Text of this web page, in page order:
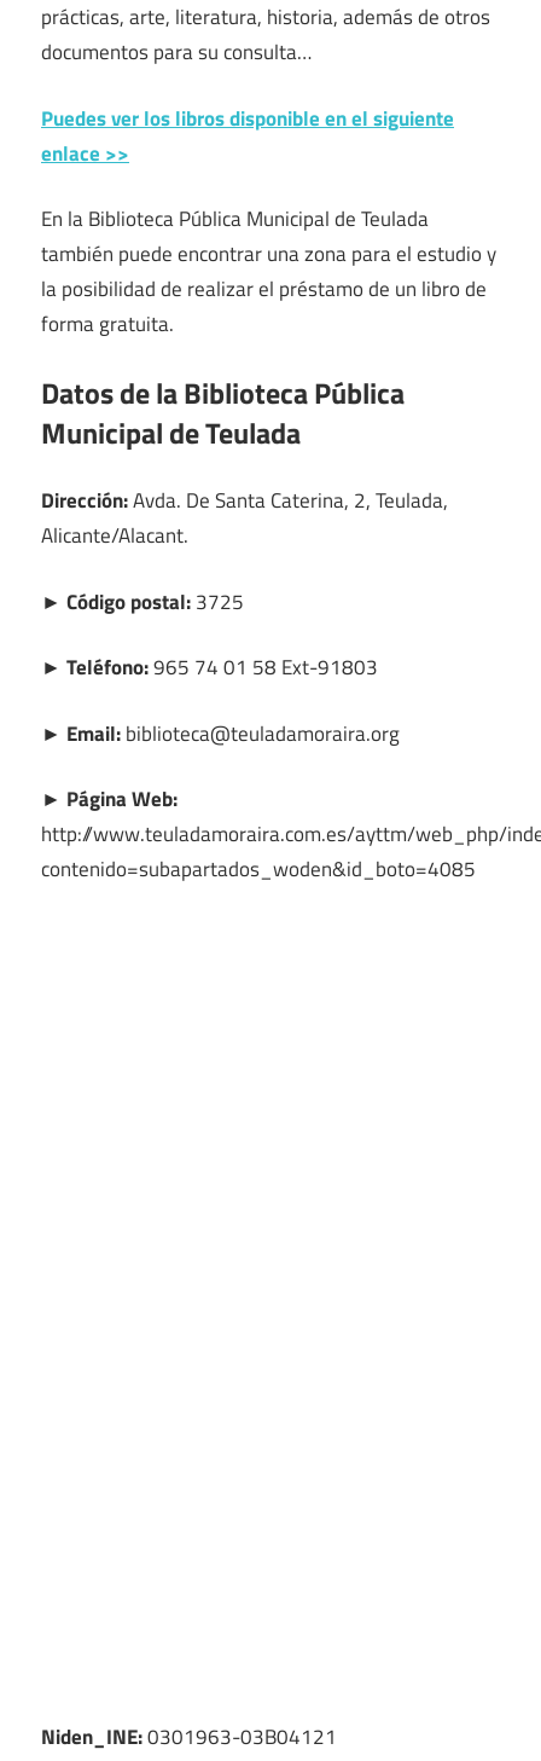
prácticas, arte, literatura, historia, además de otros
documentos para su consulta…
Puedes ver los libros disponible en el siguiente
enlace >>
En la Biblioteca Pública Municipal de Teulada
también puede encontrar una zona para el estudio y
la posibilidad de realizar el préstamo de un libro de
forma gratuita.
Datos de la Biblioteca Pública
Municipal de Teulada
Dirección:Avda. De Santa Caterina, 2, Teulada,
Alicante/Alacant.
► Código postal:3725
► Teléfono:965 74 01 58 Ext-91803
► Email:biblioteca@teuladamoraira.org
► Página Web:
http://www.teuladamoraira.com.es/ayttm/web_php/
contenido=subapartados_woden&id_boto=4085
Niden_INE:0301963-03B04121